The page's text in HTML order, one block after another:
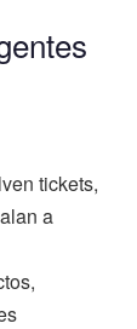
tickets,
a